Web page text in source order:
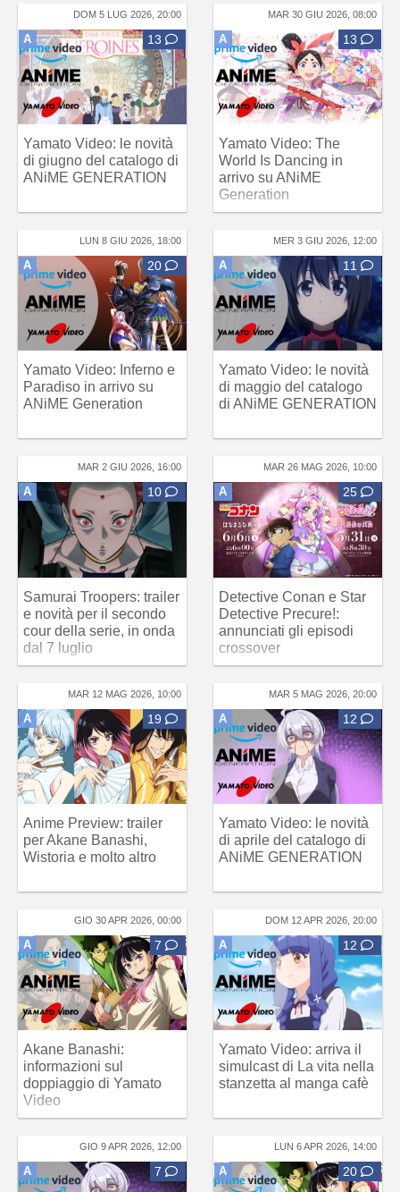
DOM 5 LUG 2026, 20:00
A 13
Yamato Video: le novità
di giugno del catalogo di
ANiME GENERATION
MAR 30 GIU 2026, 08:00
A 13
Yamato Video: The
World Is Dancing in
arrivo su ANiME
Generation
LUN 8 GIU 2026, 18:00
A 20
Yamato Video: Inferno e
Paradiso in arrivo su
ANiME Generation
MER 3 GIU 2026, 12:00
A 11
Yamato Video: le novità
di maggio del catalogo
di ANiME GENERATION
MAR 2 GIU 2026, 16:00
A 10
Samurai Troopers: trailer
e novità per il secondo
cour della serie, in onda
dal 7 luglio
MAR 26 MAG 2026, 10:00
A 25
Detective Conan e Star
Detective Precure!:
annunciati gli episodi
crossover
MAR 12 MAG 2026, 10:00
A 19
Anime Preview: trailer
per Akane Banashi,
Wistoria e molto altro
MAR 5 MAG 2026, 20:00
A 12
Yamato Video: le novità
di aprile del catalogo di
ANiME GENERATION
GIO 30 APR 2026, 00:00
A 7
Akane Banashi:
informazioni sul
doppiaggio di Yamato
Video
DOM 12 APR 2026, 20:00
A 12
Yamato Video: arriva il
simulcast di La vita nella
stanzetta al manga cafè
GIO 9 APR 2026, 12:00
A 7
LUN 6 APR 2026, 14:00
A 20